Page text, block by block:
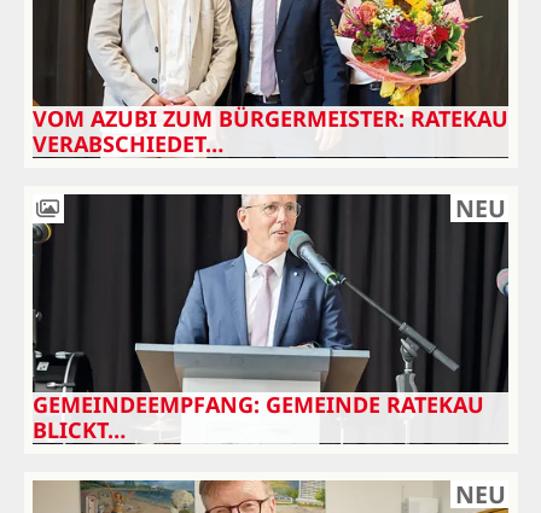
VOM AZUBI ZUM BÜRGERMEISTER: RATEKAU
VERABSCHIEDET…
NEU
GEMEINDEEMPFANG: GEMEINDE RATEKAU
BLICKT…
NEU